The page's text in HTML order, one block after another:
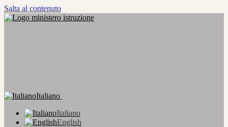
Salta al contenuto
Italiano
Italiano
English